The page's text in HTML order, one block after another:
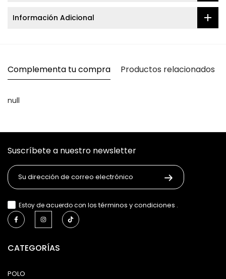
Información Adicional
Complementa tu compra Productos relacionados
null
Suscríbete a nuestro newsletter
Estoy de acuerdo con lostérminos y condiciones .
CATEGORÍAS
POLO